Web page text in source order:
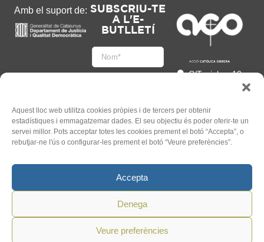
Aquest lloc web utilitza cookies pròpies i de tercers per obtenir
estadístiques i emmagatzemar dades. El seu objectiu és poder oferir-te un
servei millor. Pots acceptar totes les cookies prement el botó “Accepta”, o
rebutjar-ne l'ús o configurar-les prement el botó “Veure preferències”.
Accepta
Denega
Veure preferències
Amb el suport de: SUBSCRIU-TE
A L'E-
BUTLLETÍ
Accepto
l'Informació legal
C/Tapioles, 10
93 505 86 86
hola@acocat.org